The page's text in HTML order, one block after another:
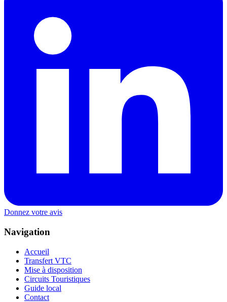
Donnez votre avis
Navigation
Accueil
Transfert VTC
Mise à disposition
Circuits Touristiques
Guide local
Contact